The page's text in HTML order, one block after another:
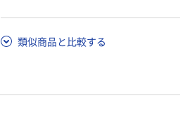
類似商品と比較する